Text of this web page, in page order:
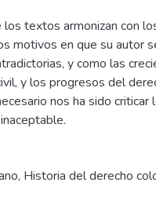
los textos armonizan con
motivos en que su autor
y como las
y los progresos del
nos ha sido
, Historia del derecho